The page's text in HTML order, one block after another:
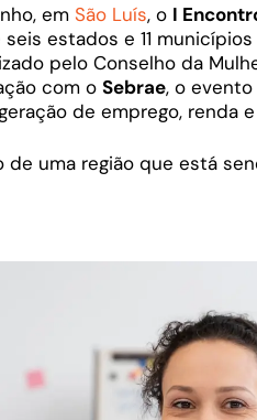
em São Luís, o I
estados e 11
pelo Conselho da
com o Sebrae, o
de emprego, renda
de uma região que está